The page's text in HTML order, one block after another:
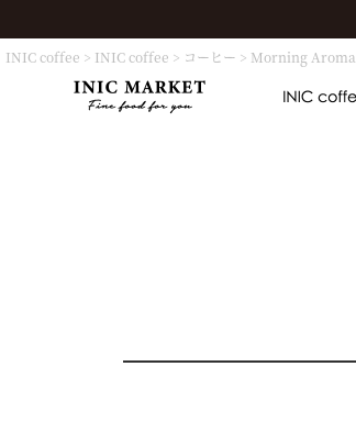
INIC coffee INIC coffee コーヒー Morning Aroma